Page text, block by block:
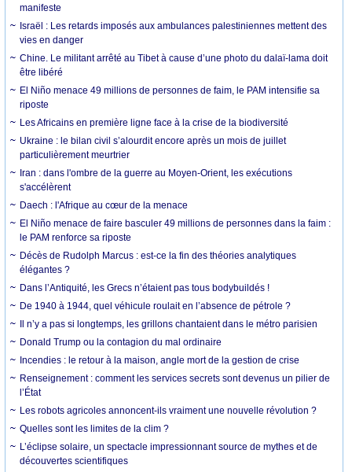
manifeste
Israël : Les retards imposés aux ambulances palestiniennes mettent des
vies en danger
Chine. Le militant arrêté au Tibet à cause d’une photo du dalaï-lama doit
être libéré
El Niño menace 49 millions de personnes de faim, le PAM intensifie sa
riposte
Les Africains en première ligne face à la crise de la biodiversité
Ukraine : le bilan civil s’alourdit encore après un mois de juillet
particulièrement meurtrier
Iran : dans l'ombre de la guerre au Moyen-Orient, les exécutions
s'accélèrent
Daech : l'Afrique au cœur de la menace
El Niño menace de faire basculer 49 millions de personnes dans la faim :
le PAM renforce sa riposte
Décès de Rudolph Marcus : est-ce la fin des théories analytiques
élégantes ?
Dans l’Antiquité, les Grecs n’étaient pas tous bodybuildés !
De 1940 à 1944, quel véhicule roulait en l’absence de pétrole ?
Il n’y a pas si longtemps, les grillons chantaient dans le métro parisien
Donald Trump ou la contagion du mal ordinaire
Incendies : le retour à la maison, angle mort de la gestion de crise
Renseignement : comment les services secrets sont devenus un pilier de
l’État
Les robots agricoles annoncent-ils vraiment une nouvelle révolution ?
Quelles sont les limites de la clim ?
L’éclipse solaire, un spectacle impressionnant source de mythes et de
découvertes scientifiques